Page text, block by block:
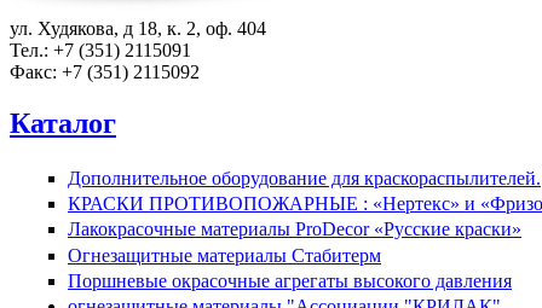
ул. Худякова, д 18, к. 2, оф. 404
Тел.: +7 (351) 2115091
Факс: +7 (351) 2115092
Каталог
Дополнительное оборудование для краскораспылителей.
КРАСКИ ПРОТИВОПОЖАРНЫЕ : «Нертекс» и
Лакокрасочные материалы ProDecor «Русские краски»
Огнезащитные материалы Стабитерм
Поршневые окрасочные агрегаты высокого давления